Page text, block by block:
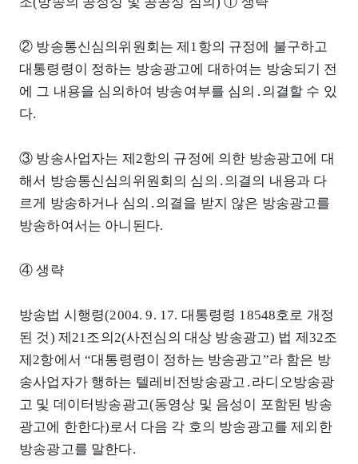
② 방송통신심의위원회는 제1항의 규정에 불구하고
대통령령이 정하는 방송광고에 대하여는 방송되기 전
에 그 내용을 심의하여 방송여부를 심의․의결할 수 있
다.
③ 방송사업자는 제2항의 규정에 의한 방송광고에 대
해서 방송통신심의위원회의 심의․의결의 내용과 다
르게 방송하거나 심의․의결을 받지 않은 방송광고를
방송하여서는 아니된다.
④ 생략
방송법 시행령(2004. 9. 17. 대통령령 18548호로 개정
된 것) 제21조의2(사전심의 대상 방송광고) 법 제32조
제2항에서 “대통령령이 정하는 방송광고”라 함은 방
송사업자가 행하는 텔레비전방송광고․라디오방송광
고 및 데이터방송광고(동영상 및 음성이 포함된 방송
광고에 한한다)로서 다음 각 호의 방송광고를 제외한
방송광고를 말한다.